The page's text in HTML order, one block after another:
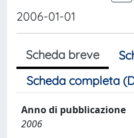
2006-01-01
Scheda breve
Scheda completa
Anno di pubblicazione
2006